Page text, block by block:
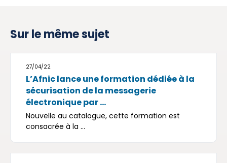
Sur le même sujet
27/04/22
L’Afnic lance une formation dédiée à la
sécurisation de la messagerie
électronique par ...
Nouvelle au catalogue, cette formation est
consacrée à la ...